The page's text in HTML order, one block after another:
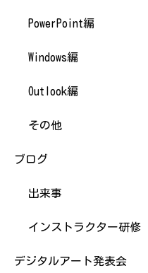
PowerPoint編
Windows編
Outlook編
その他
ブログ
出来事
インストラクター研修
デジタルアート発表会